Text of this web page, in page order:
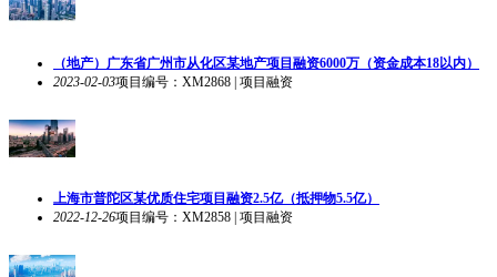
（地产）广东省广州市从化区某地产项目融资6000万（资金成本18以内）
2023-02-03项目编号：XM2868 | 项目融资
上海市普陀区某优质住宅项目融资2.5亿（抵押物5.5亿）
2022-12-26项目编号：XM2858 | 项目融资